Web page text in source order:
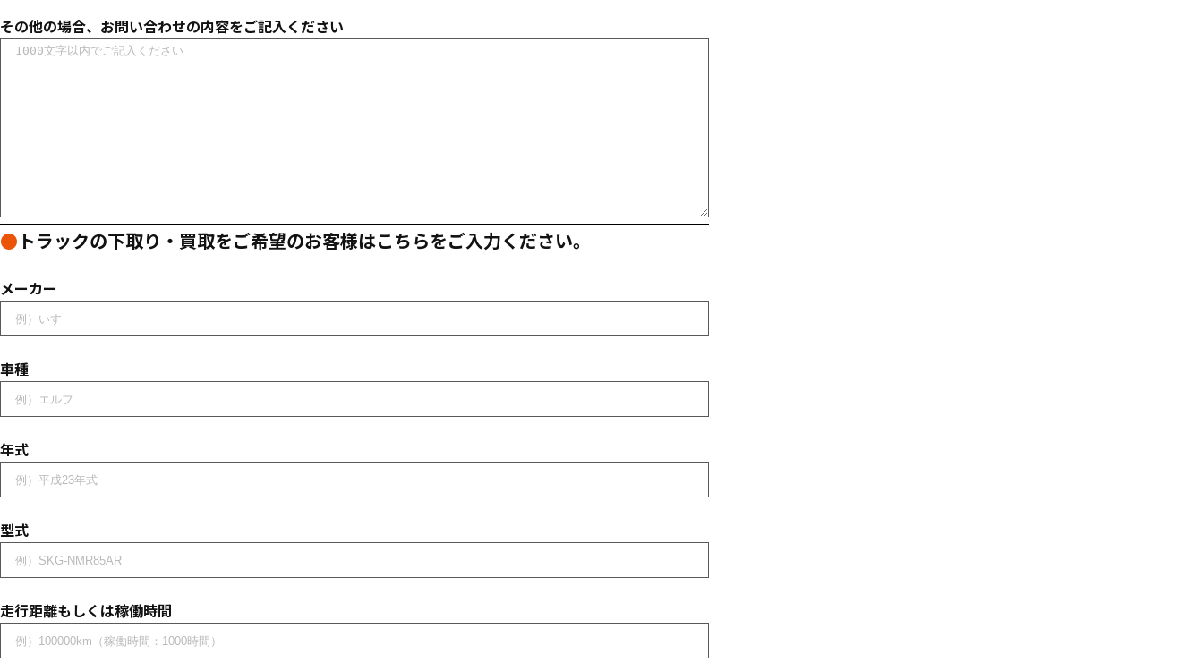
その他の場合、お問い合わせの内容をご記入ください
● トラックの下取り・買取をご希望のお客様はこちらをご入力ください。
メーカー
車種
年式
型式
走行距離もしくは稼働時間